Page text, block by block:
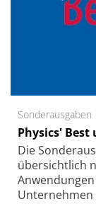
Sonderausgaben
Physics' Best
Die
übersichtlich
Unternehmen